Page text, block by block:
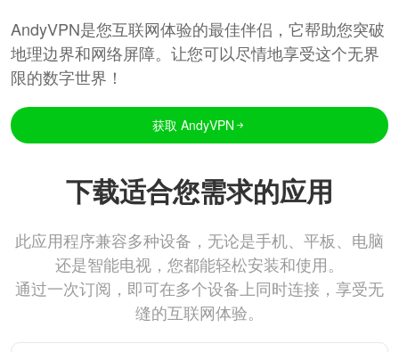
AndyVPN是您互联网体验的最佳伴侣，它帮助您突破
地理边界和网络屏障。让您可以尽情地享受这个无界
限的数字世界！
获取 AndyVPN
下载适合您需求的应用
此应用程序兼容多种设备，无论是手机、平板、电脑
还是智能电视，您都能轻松安装和使用。
通过一次订阅，即可在多个设备上同时连接，享受无
缝的互联网体验。